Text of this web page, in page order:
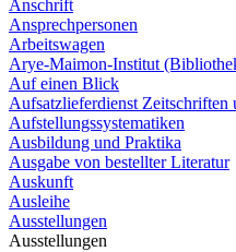
Anschrift
Ansprechpersonen
Arbeitswagen
Arye-Maimon-Institut
Auf einen Blick
Aufsatzlieferdienst Zeitschriften
Aufstellungssystematiken
Ausbildung und Praktika
Ausgabe von bestellter Literatur
Auskunft
Ausleihe
Ausstellungen
Ausstellungen